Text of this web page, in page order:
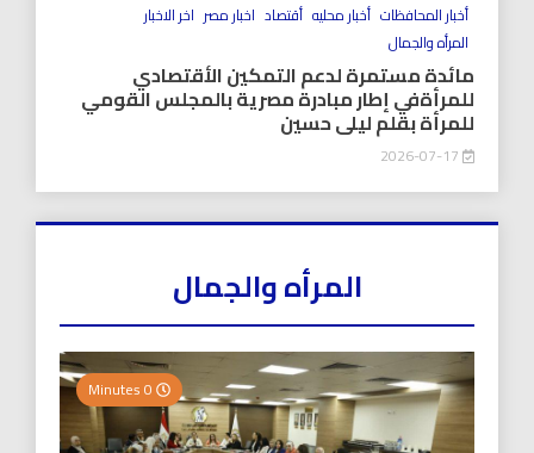
أخبار المحافظات أخبار محليه أقتصاد اخبار مصر اخر الاخبار
المرأه والجمال
مائدة مستمرة لدعم التمكين الأقتصادي
للمرأةفي إطار مبادرة مصرية بالمجلس القومي
للمرأة بقلم ليلى حسين
المرأه والجمال